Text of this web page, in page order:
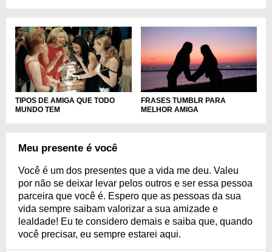
TIPOS DE AMIGA QUE TODO
MUNDO TEM
FRASES TUMBLR PARA
MELHOR AMIGA
Meu presente é você
Você é um dos presentes que a vida me deu. Valeu
por não se deixar levar pelos outros e ser essa pessoa
parceira que você é. Espero que as pessoas da sua
vida sempre saibam valorizar a sua amizade e
lealdade! Eu te considero demais e saiba que, quando
você precisar, eu sempre estarei aqui.